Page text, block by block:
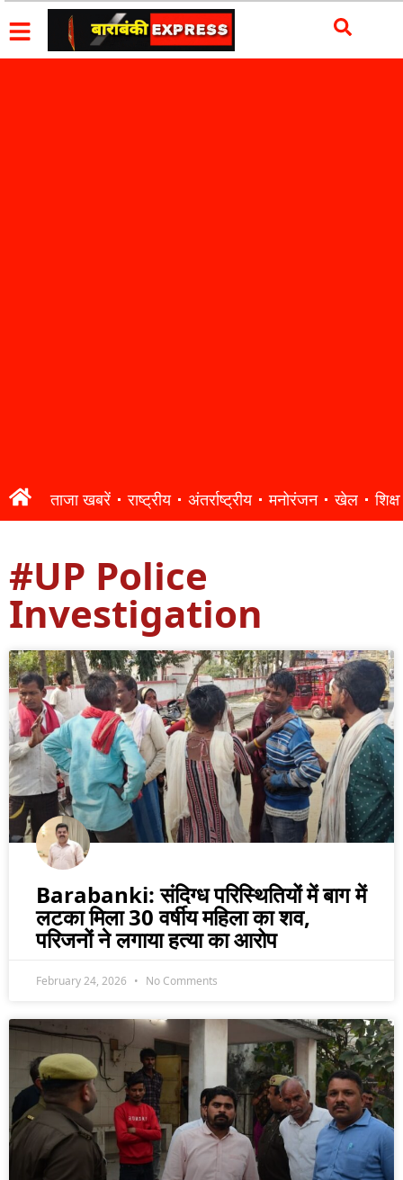
ताजा खबरें राष्ट्रीय अंतर्राष्ट्रीय मनोरंजन खेल शिक्षा
#UP Police
Investigation
Barabanki: संदिग्ध परिस्थितियों में बाग में
लटका मिला 30 वर्षीय महिला का शव,
परिजनों ने लगाया हत्या का आरोप
February 24, 2026 No Comments